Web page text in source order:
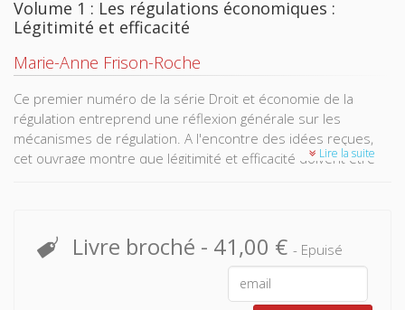
Volume 1 : Les régulations économiques :
Légitimité et efficacité
Marie-Anne Frison-Roche
Ce premier numéro de la série Droit et économie de la
régulation entreprend une réflexion générale sur les
mécanismes de régulation. A l'encontre des idées reçues,
cet ouvrage montre que légitimité et efficacité doivent être
identités des régulateurs et juges.
Lire la suite
Livre broché - 41,00 € - Epuisé